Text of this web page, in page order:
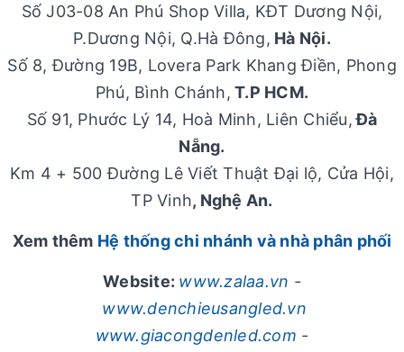
Số J03-08 An Phú Shop Villa, KĐT Dương Nội,
P.Dương Nội, Q.Hà Đông, Hà Nội.
Số 8, Đường 19B, Lovera Park Khang Điền, Phong
Phú, Bình Chánh, T.P HCM.
Số 91, Phước Lý 14, Hoà Minh, Liên Chiểu,Đà
Nẵng.
Km 4 + 500 Đường Lê Viết Thuật Đại lộ, Cửa Hội,
TP Vinh, Nghệ An.
Xem thêm Hệ thống chi nhánh và nhà phân phối
Website: www.zalaa.vn -
www.denchieusangled.vn
www.giacongdenled.com -